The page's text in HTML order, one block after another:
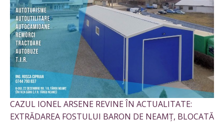
CAZUL IONEL ARSENE REVINE ÎN ACTUALITATE:
EXTRĂDAREA FOSTULUI BARON DE NEAMȚ, BLOCATĂ